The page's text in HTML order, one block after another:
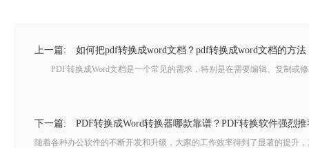
上一篇: 如何把pdf转换成word文档？pdf转换成word文档的方法
PDF转换成Word文档是一个常见的需求，特别是在需要编辑、复制或
下一篇: PDF转换成Word转换器哪款靠谱？PDF转换软件强烈
随着各种办公软件的不断开发和升级，大家的工作效率得到了显著的提升